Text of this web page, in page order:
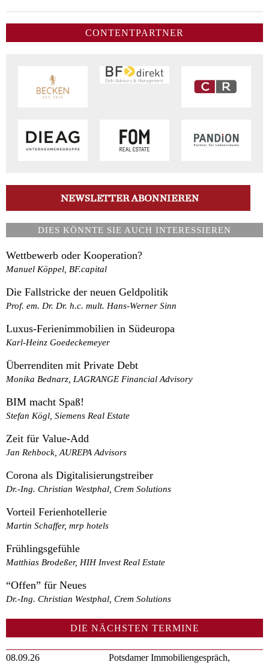
CONTENTPARTNER
DIES KÖNNTE SIE AUCH INTERESSIEREN
Wettbewerb oder Kooperation?
Manuel Köppel, BF.capital
Die Fallstricke der neuen Geldpolitik
Prof. em. Dr. Dr. h.c. mult. Hans-Werner Sinn
Luxus-Ferienimmobilien in Südeuropa
Karl-Heinz Goedeckemeyer
Überrenditen mit Private Debt
Monika Bednarz, LAGRANGE Financial Advisory
BIM macht Spaß!
Stefan Kögl, Siemens Real Estate
Zeit für Value-Add
Jan Rehbock, AUREPA Advisors
Corona als Digitalisierungstreiber
Dr.-Ing. Christian Westphal, Crem Solutions
Vorteil Ferienhotellerie
Martin Schaffer, mrp hotels
Frühlingsgefühle
Matthias Brodeßer, HIH Invest Real Estate
“Offen” für Neues
Dr.-Ing. Christian Westphal, Crem Solutions
DIE NÄCHSTEN TERMINE
08.09.26
Potsdamer Immobiliengespräch,